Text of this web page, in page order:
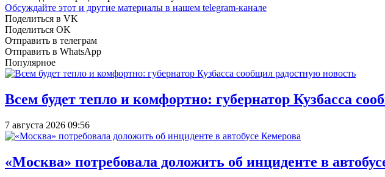
Обсуждайте этот и другие материалы в нашем telegram-канале
Поделиться в VK
Поделиться OK
Отправить в телеграм
Отправить в WhatsApp
Популярное
Всем будет тепло и комфортно: губернатор Кузбасса
7 августа 2026 09:56
«Москва» потребовала доложить об инциденте в